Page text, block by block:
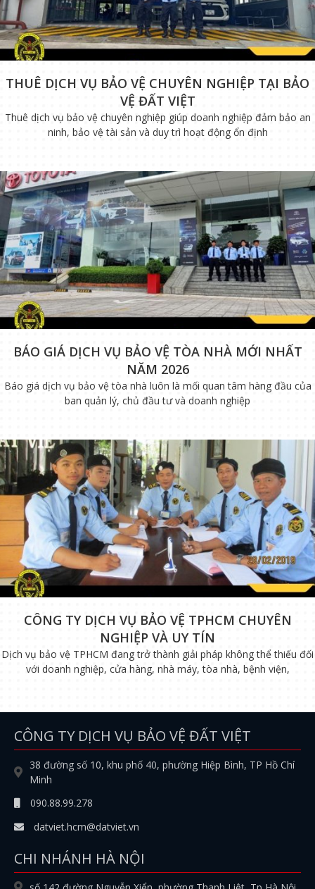
THUÊ DỊCH VỤ BẢO VỆ CHUYÊN NGHIỆP TẠI BẢO
VỆ ĐẤT VIỆT
Thuê dịch vụ bảo vệ chuyên nghiệp giúp doanh nghiệp đảm bảo an
ninh, bảo vệ tài sản và duy trì hoạt động ổn định
BÁO GIÁ DỊCH VỤ BẢO VỆ TÒA NHÀ MỚI NHẤT
NĂM 2026
Báo giá dịch vụ bảo vệ tòa nhà luôn là mối quan tâm hàng đầu của
ban quản lý, chủ đầu tư và doanh nghiệp
CÔNG TY DỊCH VỤ BẢO VỆ TPHCM CHUYÊN
NGHIỆP VÀ UY TÍN
Dịch vụ bảo vệ TPHCM đang trở thành giải pháp không thể thiếu đối
với doanh nghiệp, cửa hàng, nhà máy, tòa nhà, bệnh viện,
CÔNG TY DỊCH VỤ BẢO VỆ ĐẤT VIỆT
38 đường số 10, khu phố 40, phường Hiệp Bình, TP Hồ Chí
Minh
090.88.99.278
datviet.hcm@datviet.vn
CHI NHÁNH HÀ NỘI